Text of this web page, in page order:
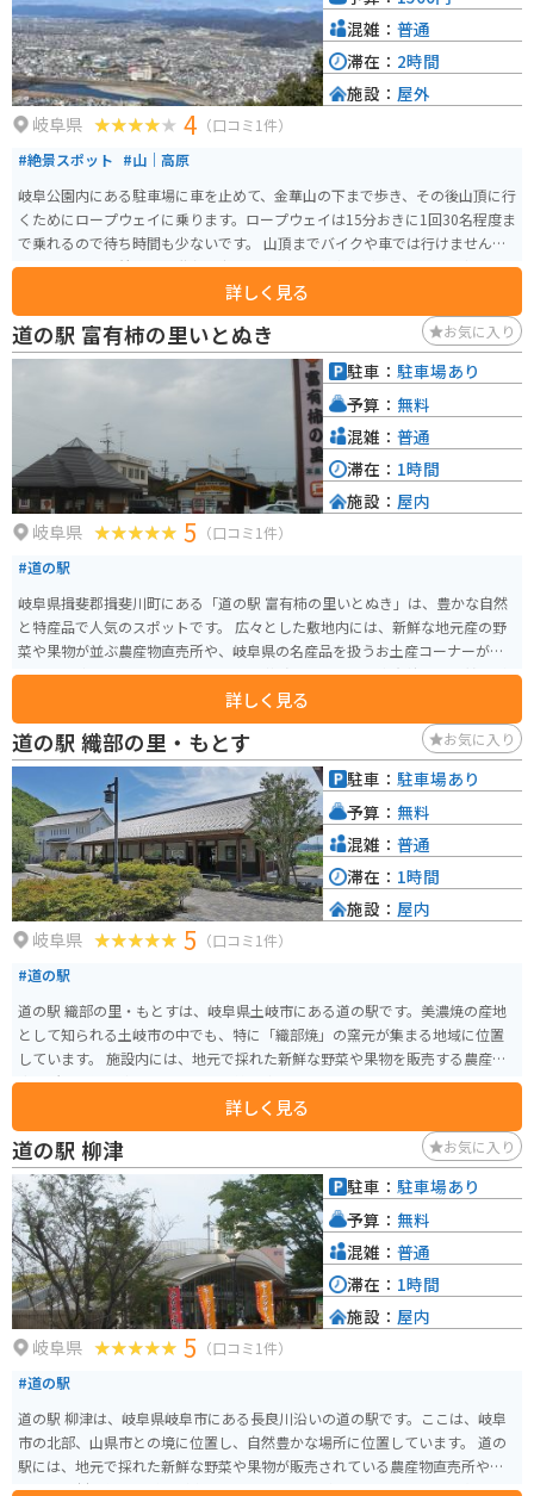
岐阜県 4 （口コミ1件）
#絶景スポット #山｜高原
岐阜公園内にある駐車場に車を止めて、金華山の下まで歩き、その後山頂に行
くためにロープウェイに乗ります。ロープウェイは15分おきに1回30名程度ま
で乗れるので待ち時間も少ないです。 山頂までバイクや車では行けません。
ロープウェイ到着後に石階段を歩いたのちに、岐阜城があります。岐阜城の
展望台からは金華山と長良川の自然美、岐阜市の街並みが一望できます。
詳しく見る
混雑： 普通
滞在： 2時間
施設： 屋外
道の駅 富有柿の里いとぬき お気に入り
岐阜県 5 （口コミ1件）
#道の駅
岐阜県揖斐郡揖斐川町にある「道の駅 富有柿の里いとぬき」は、豊かな自然
と特産品で人気のスポットです。 広々とした敷地内には、新鮮な地元産の野
菜や果物が並ぶ農産物直売所や、岐阜県の名産品を扱うお土産コーナーがあ
ります。 中でも、この地域で古くから栽培されている「富有柿」は、甘みが
強く濃厚な味わいで、お土産に最適です。 柿を使った加工品も充実してお
り、柿の葉茶や柿ジャムなども人気です。 レストランでは、地元産の食材を
使った料理を楽しむことができます。 特におすすめは、富有柿を使ったスイ
ーツです。 柿ソフトクリームや柿パフェなど、ここでしか味わえないオリジ
ナルメニューが人気を集めています。 道の駅には、広々とした駐車場と休憩
スペースが完備されており、ドライブ中の休憩に最適です。 バイクツーリン
グの休憩ポイントとしても人気があり、多くのライダーが訪れます。 周辺に
は、四季折々の景色が楽しめる自然豊かなスポットがたくさんあります。 春
には、揖斐川沿いを彩る桜並木が美しく、お花見スポットとしても人気で
す。 秋には、山々が赤や黄色に色づき、紅葉狩りを楽しむことができます。
道の駅 富有柿の里いとぬきは、地元の美味しいものを堪能できるだけでな
です。 観光の拠点としても最適なので、ぜひ一度訪れてみてください。
詳しく見る
駐車： 駐車場あり
予算： 無料
混雑： 普通
滞在： 1時間
施設： 屋内
道の駅 織部の里・もとす お気に入り
岐阜県 5 （口コミ1件）
#道の駅
道の駅 織部の里・もとすは、岐阜県土岐市にある道の駅です。美濃焼の産地
として知られる土岐市の中でも、特に「織部焼」の窯元が集まる地域に位置
しています。 施設内には、地元で採れた新鮮な野菜や果物を販売する農産物
直売所や、織部焼をはじめとする美濃焼の器を販売するショップ、地元の食
材を使った料理を提供するレストランなどがあります。 バイクで訪れる場
合、道の駅には広々とした駐車場が完備されているので安心です。また、周
辺には窯元巡りが楽しめる「織部ヒルズ」や、自然豊かな公園など、観光ス
ポットも充実しています。 道の駅 織部の里・もとすは、美濃焼の魅力に触れ
ながら、地元の美味しいものを楽しめる道の駅です。
詳しく見る
駐車： 駐車場あり
予算： 無料
混雑： 普通
滞在： 1時間
施設： 屋内
道の駅 柳津 お気に入り
岐阜県 5 （口コミ1件）
#道の駅
道の駅 柳津は、岐阜県岐阜市にある長良川沿いの道の駅です。ここは、岐阜
市の北部、山県市との境に位置し、自然豊かな場所に位置しています。 道の
駅には、地元で採れた新鮮な野菜や果物が販売されている農産物直売所や、
地元の食材を使った料理が楽しめるレストランがあります。 長良川を望むこ
駐車： 駐車場あり
予算： 無料
混雑： 普通
滞在： 1時間
施設： 屋内